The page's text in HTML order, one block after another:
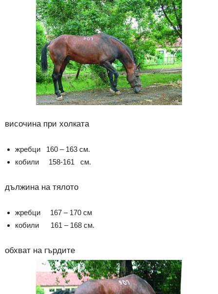
височина при холката
жребци 160 – 163 см.
кобили 158-161 см.
дължина на тялото
жребци 167 – 170 см
кобили 161 – 168 см.
обхват на гърдите